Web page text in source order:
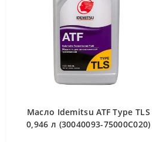
Масло Idemitsu ATF Type TLS
0,946 л (30040093-75000C020)